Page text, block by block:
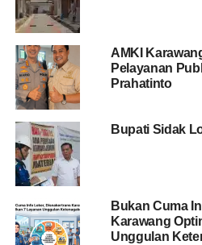
AMKI
Pelayanan
Prahatinto
Bupati Sidak
Bukan Cuma
Karawang
Unggulan